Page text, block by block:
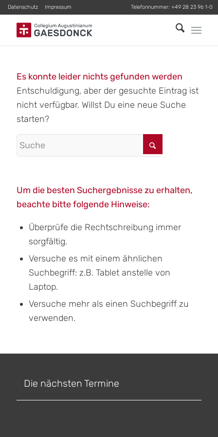
Datenschutz Impressum Telefonnummer: +49 28 23 96 1-0
Es konnte leider nichts gefunden werden
Entschuldigung, aber der gesuchte Eintrag ist
nicht verfügbar. Willst Du eine neue Suche
starten?
Um die besten Suchergebnisse zu erhalten,
beachte bitte folgende Hinweise:
Überprüfe die Rechtschreibung immer
sorgfältig.
Versuche es mit einem ähnlichen
Suchbegriff: z.B. Tablet anstelle von
Laptop.
Versuche mehr als einen Suchbegriff zu
verwenden.
Die nächsten Termine